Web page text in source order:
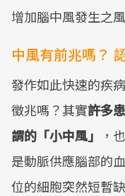
增加腦中風發生之
中風有前兆嗎？
發作如此快速的疾
徵兆嗎？其實許多
謂的「小中風」
，
是動脈供應腦部的
位的細胞突然短暫